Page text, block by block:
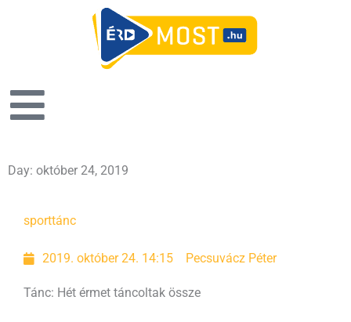
Day: október 24, 2019
sporttánc
2019. október 24. 14:15 Pecsuvácz Péter
Tánc: Hét érmet táncoltak össze